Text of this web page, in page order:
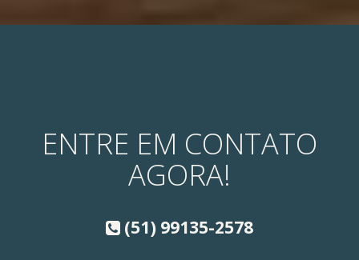
ENTRE EM CONTATO
AGORA!
(51) 99135-2578